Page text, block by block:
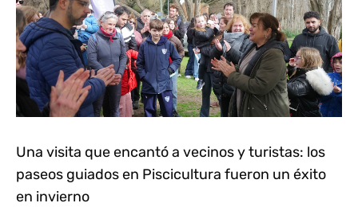
Una visita que encantó a vecinos y turistas: los
paseos guiados en Piscicultura fueron un éxito
en invierno